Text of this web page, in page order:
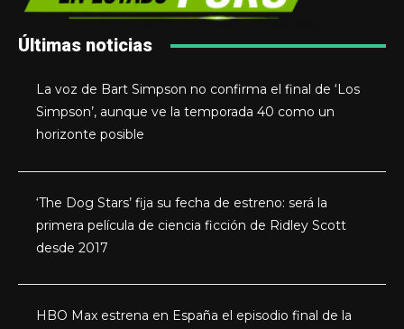
Últimas noticias
La voz de Bart Simpson no confirma el final de ‘Los
Simpson’, aunque ve la temporada 40 como un
horizonte posible
‘The Dog Stars’ fija su fecha de estreno: será la
primera película de ciencia ficción de Ridley Scott
desde 2017
HBO Max estrena en España el episodio final de la